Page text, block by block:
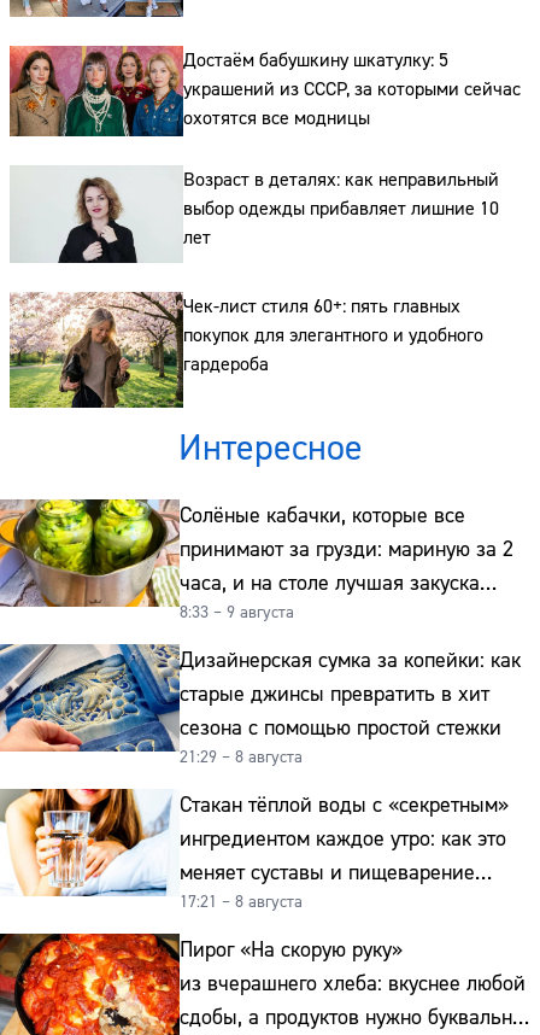
Достаём бабушкину шкатулку: 5
украшений из СССР, за которыми сейчас
охотятся все модницы
Возраст в деталях: как неправильный
выбор одежды прибавляет лишние 10
лет
Чек-лист стиля 60+: пять главных
покупок для элегантного и удобного
гардероба
Интересное
Солёные кабачки, которые все
принимают за грузди: мариную за 2
часа, и на столе лучшая закуска
к картошке
8:33 – 9 августа
Дизайнерская сумка за копейки: как
старые джинсы превратить в хит
сезона с помощью простой стежки
21:29 – 8 августа
Стакан тёплой воды с «секретным»
ингредиентом каждое утро: как это
меняет суставы и пищеварение
после 50
17:21 – 8 августа
Пирог «На скорую руку»
из вчерашнего хлеба: вкуснее любой
сдобы, а продуктов нужно буквально
Сайт:
Адрес:
Телефон: